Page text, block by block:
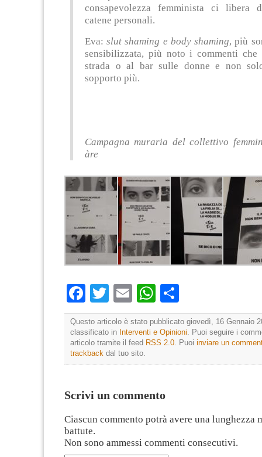
consapevolezza femminista ci libera
catene personali.
Eva:slut shaming e body shaming, più
sensibilizzata, più noto i commenti
strada o al bar sulle donne e non
sopporto più.
Campagna muraria del collettivo
àre
Facebook
TwitterEmailWhatsApp
Questo articolo è stato pubblicato giovedì, 16 Gennaio
classificato in Interventi e Opinioni. Puoi seguire i
articolo tramite il feed RSS 2.0. Puoi inviare un
trackback dal tuo sito.
Scrivi un commento
Ciascun commento potrà avere una lunghezza
battute.
Non sono ammessi commenti consecutivi.